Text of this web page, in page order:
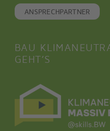
ANSPRECHPARTNER
BAU
GEHT’S